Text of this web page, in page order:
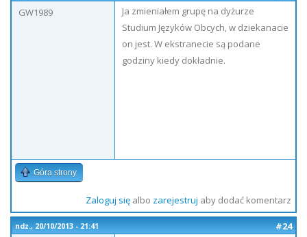
GW1989
Ja zmieniałem grupę na dyżurze
Studium Języków Obcych, w dziekanacie
on jest. W ekstranecie są podane
godziny kiedy dokładnie.
Góra strony
Zaloguj sięalbo zarejestruj aby dodać komentarz
ndz., 20/10/2013 - 21:41
#24